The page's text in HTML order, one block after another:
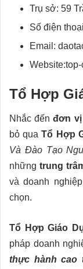
Trụ sở: 59
Số điện
Email:
Tổ Hợp
Nhắc đếnđơn
bỏ quaTổ Hợp
Và Đào Tạo
những trung
và doanh
chọn.
Tổ Hợp Giáo
pháp doanh
thực hành cao